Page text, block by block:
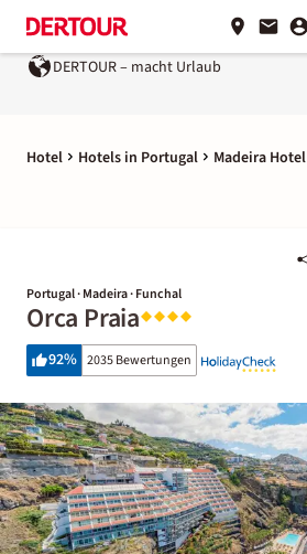
DERTOUR – macht Urlaub
Hotel Hotels in Portugal Madeira Hotel
Portugal · Madeira · Funchal
Orca Praia
92% 2035 Bewertungen